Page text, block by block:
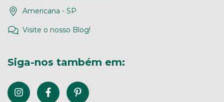
Americana - SP
Visite o nosso Blog!
Siga-nos também em: